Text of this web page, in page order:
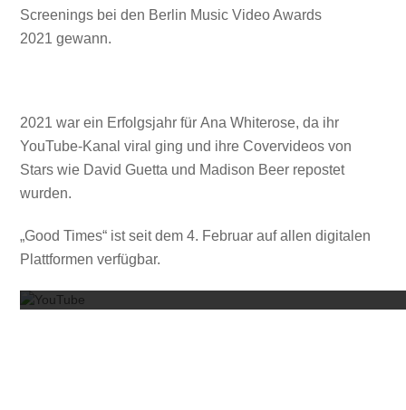
Screenings bei den Berlin Music Video Awards
2021 gewann.
2021 war ein Erfolgsjahr für Ana Whiterose, da ihr
YouTube-Kanal viral ging und ihre Covervideos von
Stars wie David Guetta und Madison Beer repostet
wurden.
„Good Times“ ist seit dem 4. Februar auf allen digitalen
Plattformen verfügbar.
Mit